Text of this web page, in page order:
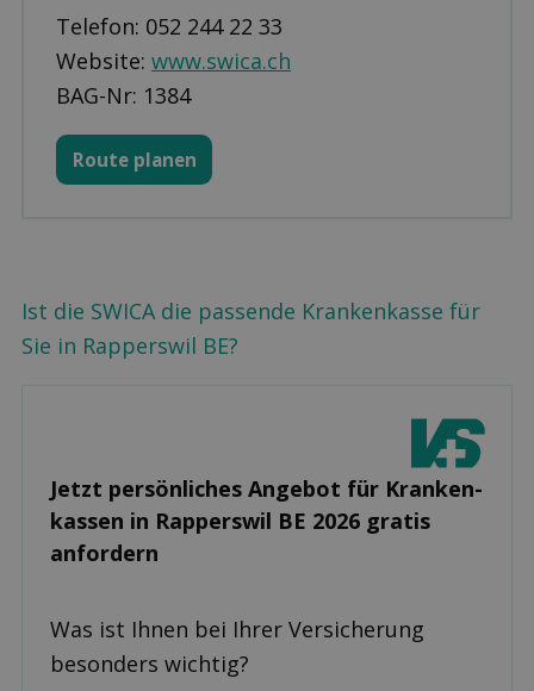
Telefon: 052 244 22 33
Website: www.swica.ch
BAG-Nr: 1384
Route planen
Ist die SWICA die passende Krankenkasse für
Sie in Rapperswil BE?
Jetzt persönliches Angebot für Kranken­
kassen in Rapperswil BE 2026 gratis
anfordern
Was ist Ihnen bei Ihrer Versicherung
besonders wichtig?